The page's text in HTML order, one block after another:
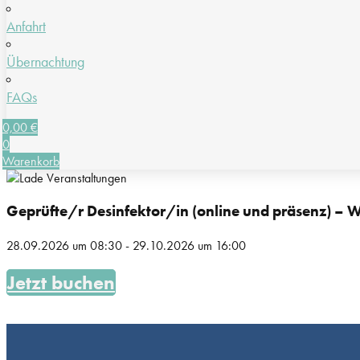
Anfahrt
Übernachtung
FAQs
0,00€
0
Warenkorb
Geprüfte/r Desinfektor/in (online und präsenz) –
28.09.2026 um 08:30- 29.10.2026 um 16:00
Jetzt buchen